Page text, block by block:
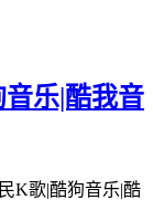
乐|酷我音
K歌|酷狗音乐|酷